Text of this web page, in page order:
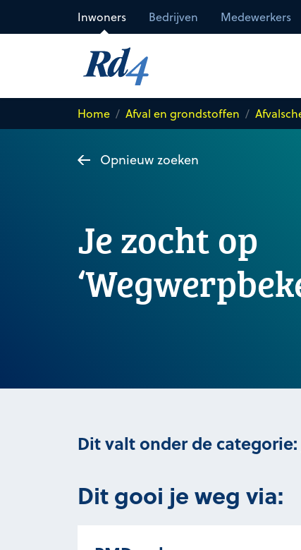
Inwoners Bedrijven Medewerkers
Home Afval en grondstoffen
Opnieuw zoeken
Je zocht op
Dit valt onder de categorie:
Dit gooi je weg via: